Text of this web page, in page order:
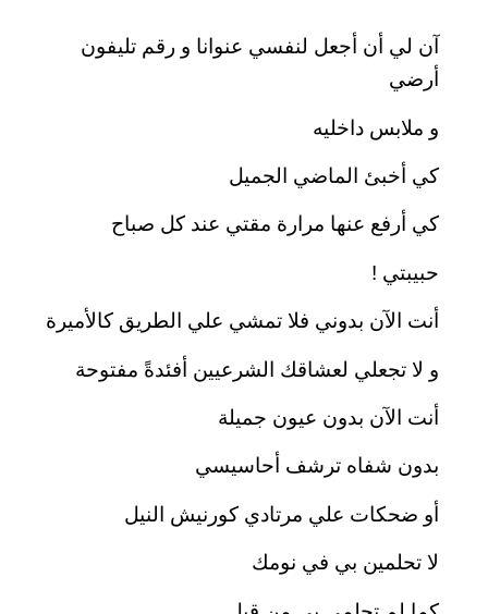
آن لي أن أجعل لنفسي عنوانا و رقم تليفون
أرضي
و ملابس داخليه
كي أخبئ الماضي الجميل
كي أرفع عنها مرارة مقتي عند كل صباح
حبيبتي !
أنت الآن بدوني فلا تمشي علي الطريق كالأميرة
و لا تجعلي لعشاقك الشرعيين أفئدةً مفتوحة
أنت الآن بدون عيون جميلة
بدون شفاه ترشف أحاسيسي
أو ضحكات علي مرتادي كورنيش النيل
لا تحلمين بي في نومك